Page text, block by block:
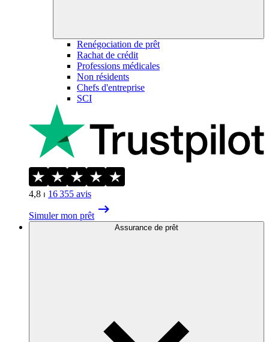
Renégociation de prêt
Rachat de crédit
Professions médicales
Non résidents
Chefs d'entreprise
SCI
4,8 ⏐ 16 355 avis
Simuler mon prêt
Assurance de prêt